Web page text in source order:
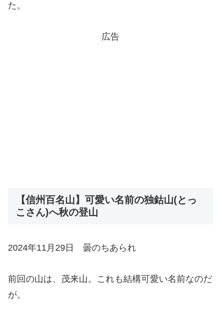
た。
広告
【信州百名山】可愛い名前の独鈷山(とっ
こさん)へ秋の登山
2024年11月29日 曇のちあられ
前回の山は、茂来山。これも結構可愛い名前なのだ
が。